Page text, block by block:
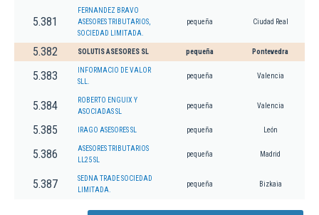
5.381
FERNANDEZ BRAVO
ASESORES TRIBUTARIOS,
SOCIEDAD LIMITADA.
pequeña Ciudad Real
5.382 SOLUTIS ASESORES SL pequeña Pontevedra
5.383
INFORMACIO DE VALOR
SLL.
pequeña Valencia
5.384
ROBERTO ENGUIX Y
ASOCIADAS SL
pequeña Valencia
5.385 IRAGO ASESORES SL pequeña León
5.386
ASESORES TRIBUTARIOS
LL25 SL
pequeña Madrid
5.387
SEDNA TRADE SOCIEDAD
LIMITADA.
pequeña Bizkaia